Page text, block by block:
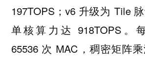
197TOPS；v6 升级为 Tile
单核算力达 918TOPS。
65536 次 MAC，稠密矩阵